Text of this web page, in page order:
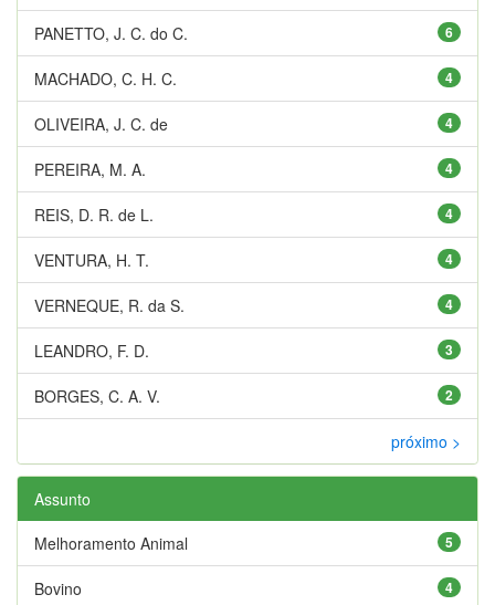
6
PANETTO, J. C. do C.
4
MACHADO, C. H. C.
4
OLIVEIRA, J. C. de
4
PEREIRA, M. A.
4
REIS, D. R. de L.
4
VENTURA, H. T.
4
VERNEQUE, R. da S.
3
LEANDRO, F. D.
2
BORGES, C. A. V.
próximo >
Assunto
5
Melhoramento Animal
4
Bovino